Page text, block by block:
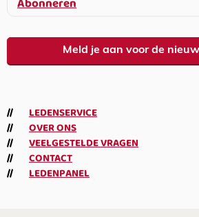
Meld je aan voor de
LEDENSERVICE
OVER ONS
VEELGESTELDE VRAGEN
CONTACT
LEDENPANEL